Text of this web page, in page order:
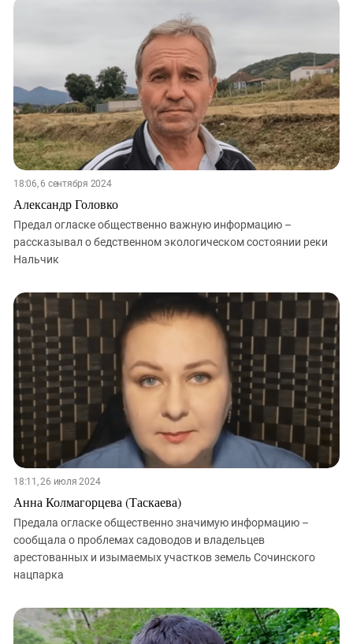
18:06, 6 сентября 2024
Александр Головко
Предал огласке общественно важную информацию –
рассказывал о бедственном экологическом состоянии реки
Нальчик
18:11, 26 июля 2024
Анна Колмагорцева (Таскаева)
Предала огласке общественно значимую информацию –
сообщала о проблемах садоводов и владельцев
арестованных и изымаемых участков земель Сочинского
нацпарка